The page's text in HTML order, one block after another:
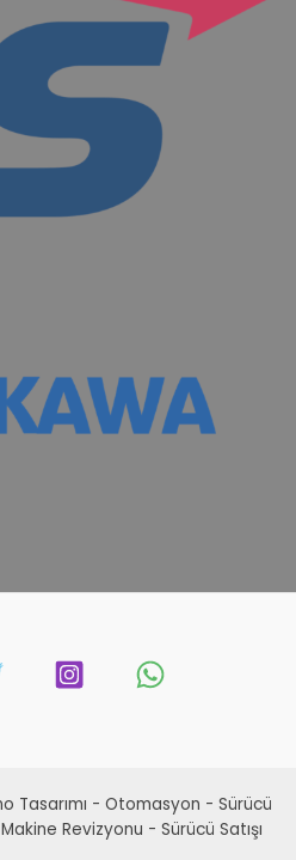
Tasarımı - Otomasyon - Sürücü
Revizyonu - Sürücü Satışı